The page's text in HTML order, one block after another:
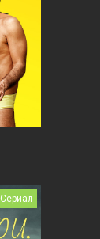
Сериал